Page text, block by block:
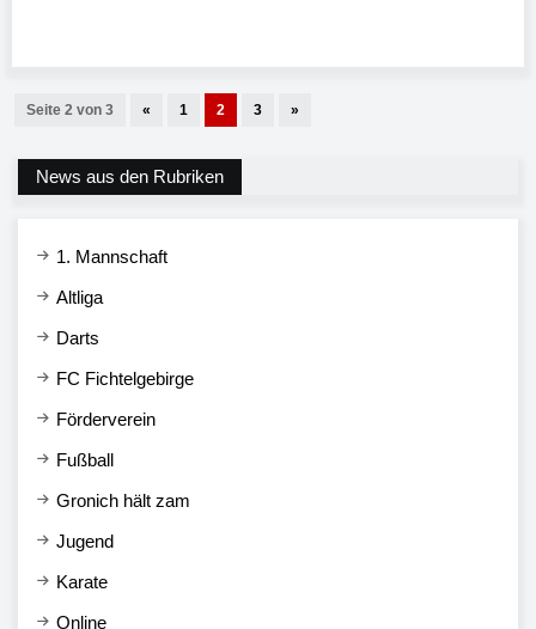
Seite 2 von 3 « 1 2 3 »
News aus den Rubriken
1. Mannschaft
Altliga
Darts
FC Fichtelgebirge
Förderverein
Fußball
Gronich hält zam
Jugend
Karate
Online